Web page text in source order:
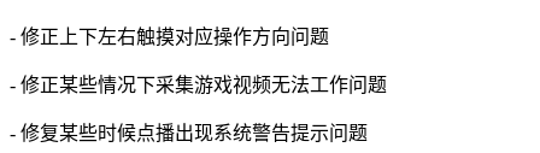
- 修正上下左右触摸对应操作方向问题
- 修正某些情况下采集游戏视频无法工作问题
- 修复某些时候点播出现系统警告提示问题